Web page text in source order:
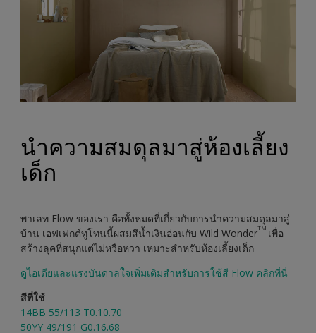
นำความสมดุลมาสู่ห้องเลี้ยง
เด็ก
พาเลท Flow ของเรา คือทั้งหมดที่เกี่ยวกับการนำความสมดุลมาสู่
บ้าน เอฟเฟกต์ทูโทนนี้ผสมสีน้ำเงินอ่อนกับ Wild WonderTM เพื่อ
สร้างลุคที่สนุกแต่ไม่หวือหวา เหมาะสำหรับห้องเลี้ยงเด็ก
ดูไอเดียและแรงบันดาลใจเพิ่มเติมสำหรับการใช้สี Flow คลิกที่นี่
สีที่ใช้
14BB 55/113 T0.10.70
50YY 49/191 G0.16.68